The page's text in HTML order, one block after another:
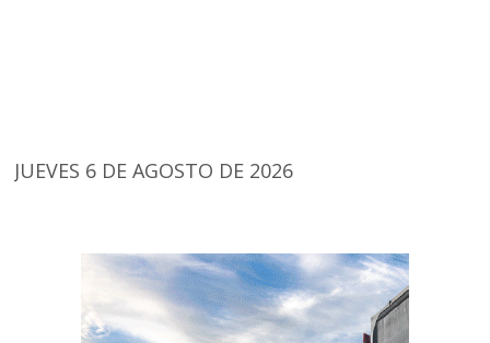
JUEVES 6 DE AGOSTO DE 2026